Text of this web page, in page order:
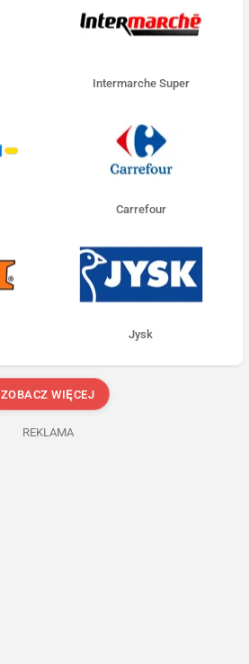
Intermarche Super
Carrefour
Jysk
ZOBACZ WIĘCEJ
REKLAMA